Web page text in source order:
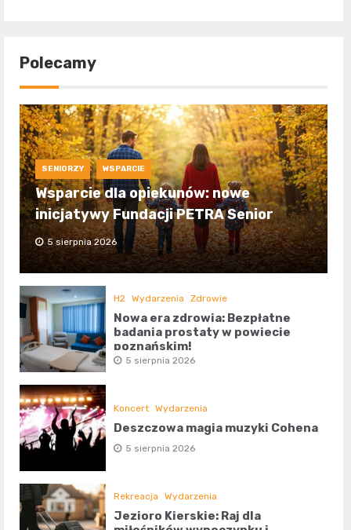
Polecamy
SENIORZY WSPARCIE
Wsparcie dla opiekunów: nowe
inicjatywy Fundacji PETRA Senior
5 sierpnia 2026
H2 Wydarzenia Zdrowie
Nowa era zdrowia: Bezpłatne
badania prostaty w powiecie
poznańskim!
5 sierpnia 2026
Koncert Wydarzenia
Deszczowa magia muzyki Cohena
5 sierpnia 2026
Rekreacja Wydarzenia
Jezioro Kierskie: Raj dla